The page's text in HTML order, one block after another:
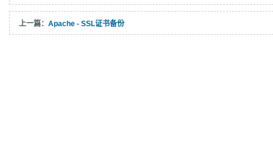
上一篇： Apache - SSL证书备份